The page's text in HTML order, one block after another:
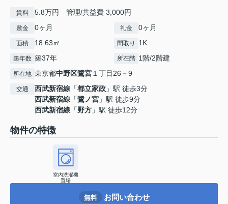
賃料 5.8万円 管理/共益費 3,000円
敷金 0ヶ月 礼金 0ヶ月
面積 18.63㎡ 間取り 1K
築年数 築37年 所在階 1階/2階建
所在地 東京都中野区鷺宮１丁目26－9
交通 西武新宿線 「都立家政 」駅 徒歩3分
西武新宿線 「鷺ノ宮 」駅 徒歩9分
西武新宿線 「野方 」駅 徒歩12分
物件の特徴
室内洗濯機
置場
無料 お問い合わせ